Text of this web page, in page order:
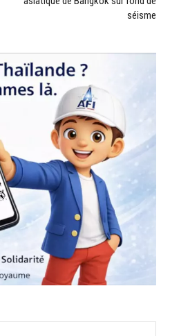
séisme